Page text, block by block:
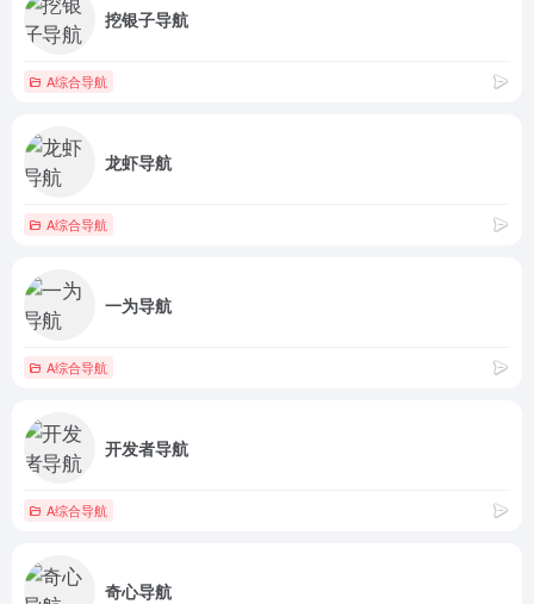
挖银子导航
A综合导航
龙虾导航
A综合导航
一为导航
A综合导航
开发者导航
A综合导航
奇心导航